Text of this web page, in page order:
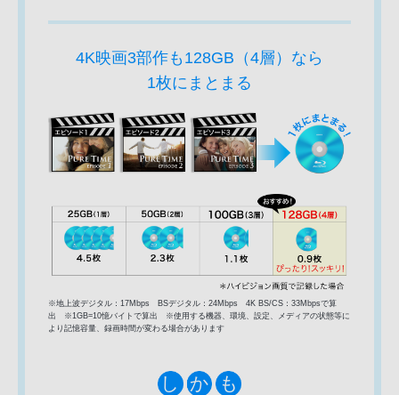
4K映画3部作も128GB（4層）なら
1枚にまとまる
※地上波デジタル：17Mbps BSデジタル：24Mbps 4K BS/CS：33Mbpsで算
出 ※1GB=10憶バイトで算出 ※使用する機器、環境、設定、メディアの状態等に
より記憶容量、録画時間が変わる場合があります
し か も